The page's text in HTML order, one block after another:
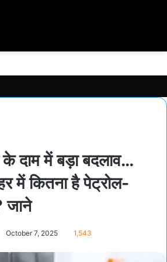
दाम में बड़ा बदलाव…
कितना है पेट्रोल-
जाने
October 7, 2025 1,543